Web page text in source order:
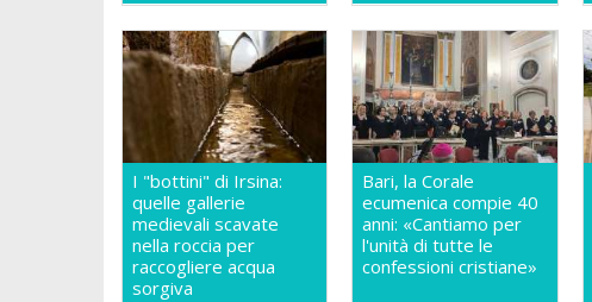
I "bottini" di Irsina:
quelle gallerie
medievali scavate
nella roccia per
raccogliere acqua
sorgiva
Bari, la Corale
ecumenica compie 40
anni: «Cantiamo per
l'unità di tutte le
confessioni cristiane»